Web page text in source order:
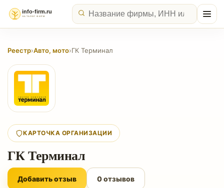
Реестр›Авто, мото›ГК Терминал
КАРТОЧКА ОРГАНИЗАЦИИ
ГК Терминал
Добавить отзыв 0 отзывов